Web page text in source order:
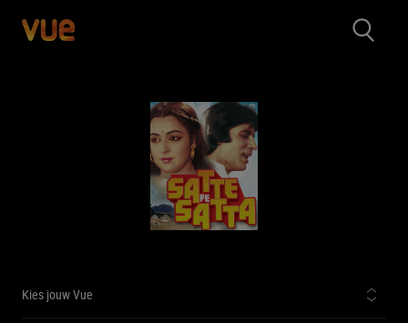
Kies jouw Vue